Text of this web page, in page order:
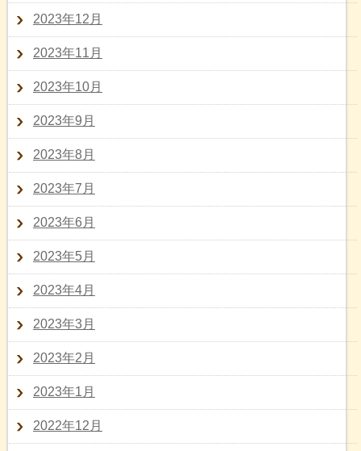
2023年12月
2023年11月
2023年10月
2023年9月
2023年8月
2023年7月
2023年6月
2023年5月
2023年4月
2023年3月
2023年2月
2023年1月
2022年12月